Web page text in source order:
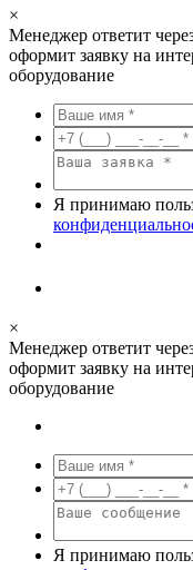
×
Менеджер ответит
оформит заявку на
оборудование
Я принимаю
×
Менеджер ответит
оформит заявку на
оборудование
Я принимаю